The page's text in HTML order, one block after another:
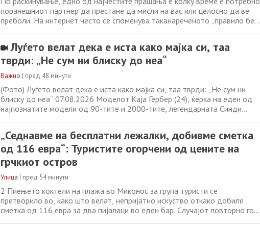
поранешниот партнер да престане да мисли на вас или целосно да ве
преболи. На интернет често се споменува таканареченото „правило без
телефонски повици, пораки,
Луѓето велат дека е иста како мајка си, таа
тврди: „Не сум ни блиску до неа“
Важно | пред 48 минути
(Фото) Луѓето велат дека е иста како мајка си, таа тврди: „Не сум ни
блиску до неа“ 07.08.2026 Моделот Каја Гербер (24), ќерка на еден од
најпознатите модели од 90-тите и 2000-тите, легендарната Синди
нејзината мајка, иако
„Седнавме на бесплатни лежалки, добивме сметка
од 116 евра“: Туристите огорчени од цените на
грчкиот остров
Улица | пред 54 минути
2 Пиењето коктели на плажа во Миконос за група туристи се
претворило во, како што велат, непријатно искуство откако добиле
сметка од 116 евра за два пијалаци во еден бар. Случајот повторно го